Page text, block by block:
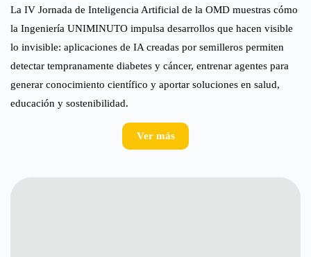
La IV Jornada de Inteligencia Artificial de la OMD muestras cómo
la Ingeniería UNIMINUTO impulsa desarrollos que hacen visible
lo invisible: aplicaciones de IA creadas por semilleros permiten
detectar tempranamente diabetes y cáncer, entrenar agentes para
generar conocimiento científico y aportar soluciones en salud,
educación y sostenibilidad.
Ver más